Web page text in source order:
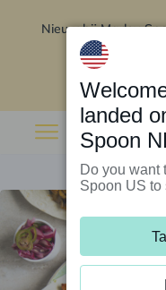
Nieuw bij Marley
landed
Spoon
Do you want
Spoon US to